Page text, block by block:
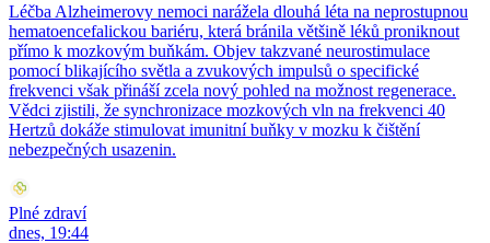
Léčba Alzheimerovy nemoci narážela dlouhá léta na neprostupnou
hematoencefalickou bariéru, která bránila většině léků proniknout
přímo k mozkovým buňkám. Objev takzvané neurostimulace
pomocí blikajícího světla a zvukových impulsů o specifické
frekvenci však přináší zcela nový pohled na možnost regenerace.
Vědci zjistili, že synchronizace mozkových vln na frekvenci 40
Hertzů dokáže stimulovat imunitní buňky v mozku k čištění
nebezpečných usazenin.
Plné zdraví
dnes, 19:44